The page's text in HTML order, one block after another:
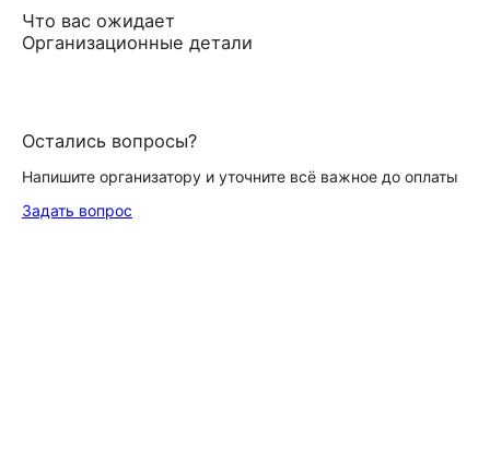
Что вас ожидает
Организационные детали
Остались вопросы?
Напишите организатору и уточните всё важное до оплаты
Задать вопрос